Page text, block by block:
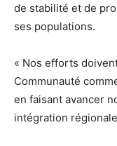
de stabilité et de
ses populations.
« Nos efforts
Communauté
en faisant avancer
intégration